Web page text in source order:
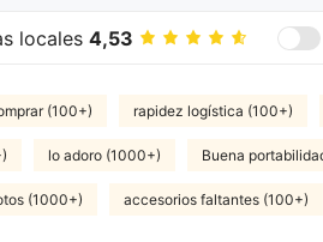
locales 4,53
(100+) rapidez logística (100+)
lo adoro (1000+) Buena
(1000+) accesorios faltantes (100+)